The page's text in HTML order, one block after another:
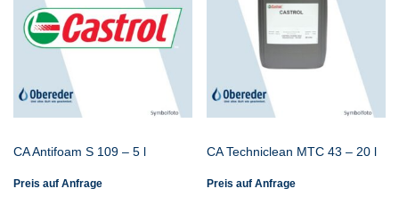
CA Antifoam S 109 – 5 l
Preis auf Anfrage
CA Techniclean MTC 43 – 20 l
Preis auf Anfrage